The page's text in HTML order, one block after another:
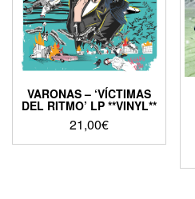
VARONAS – ‘VÍCTIMAS
DEL RITMO’ LP **VINYL**
21,00€